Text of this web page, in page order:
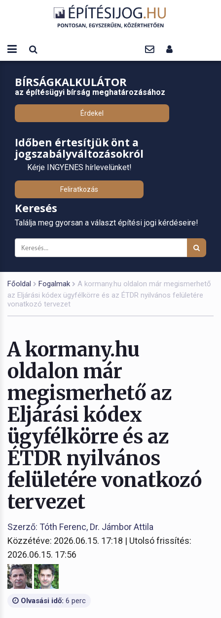
BÍRSÁGKALKULÁTOR
az építésügyi bírság meghatározásához
Érdekel
Időben értesítjük önt a
jogszabályváltozásokról
Kérje INGYENES hírlevelünket!
Feliratkozás
Keresés
Találja meg gyorsan a választ építési jogi kérdéseire!
Főoldal Fogalmak
A kormany.hu oldalon már megismerhető
az Eljárási kódex ügyfélkörre és az ÉTDR nyilvános felületére
vonatkozó tervezet
A kormany.hu
oldalon már
megismerhető az
Eljárási kódex
ügyfélkörre és az
ÉTDR nyilvános
felületére vonatkozó
tervezet
Szerző: Tóth Ferenc, Dr. Jámbor Attila
Közzétéve: 2026.06.15. 17:18 | Utolsó frissítés:
2026.06.15. 17:56
Olvasási idő: 6 perc